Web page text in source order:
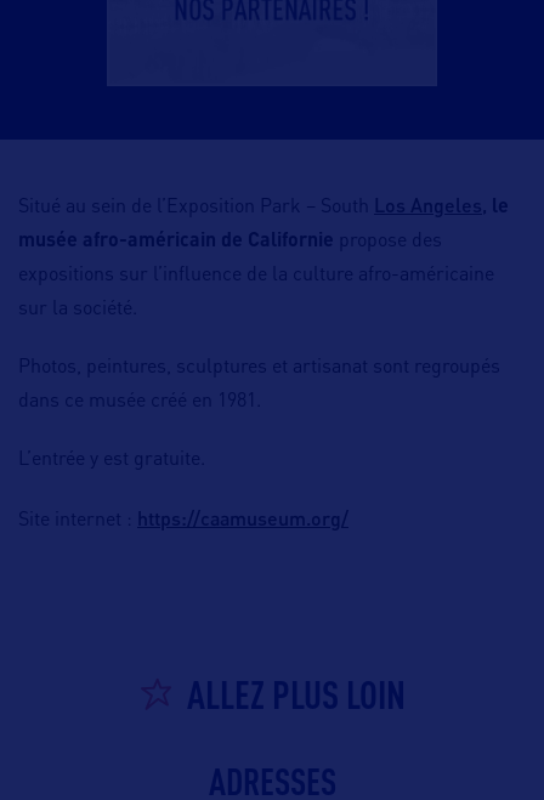
Situé au sein de l’Exposition Park – South Los Angeles, le
musée afro-américain de Californie propose des
expositions sur l’influence de la culture afro-américaine
sur la société.
Photos, peintures, sculptures et artisanat sont regroupés
dans ce musée créé en 1981.
L’entrée y est gratuite.
Site internet : https://caamuseum.org/
ALLEZ PLUS LOIN
ADRESSES